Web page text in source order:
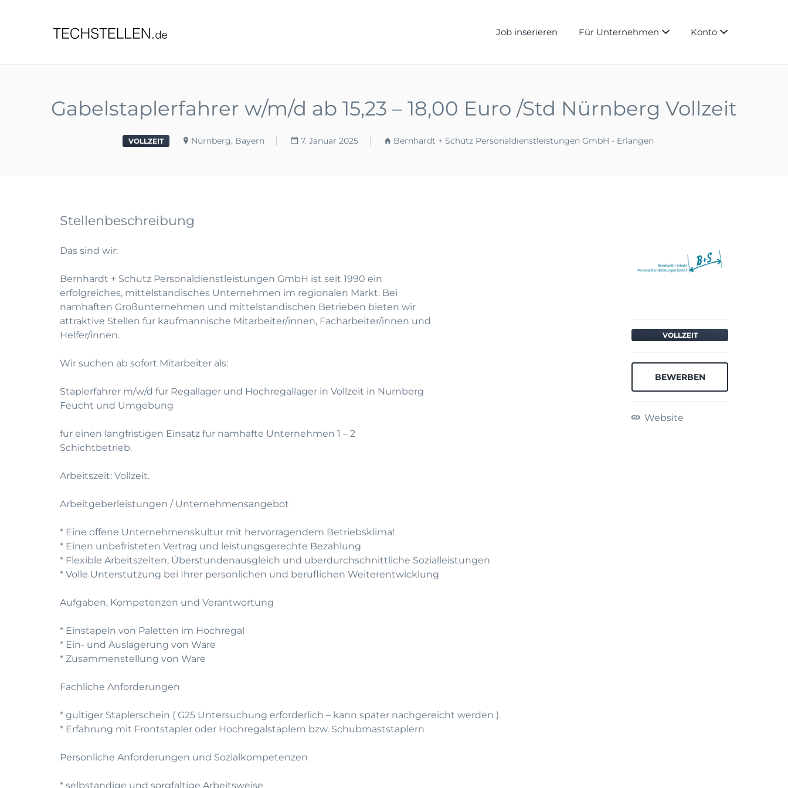
Job inserieren Für Unternehmen Konto
Gabelstaplerfahrer w/m/d ab 15,23 – 18,00 Euro /Std Nürnberg Vollzeit
VOLLZEIT Nürnberg, Bayern 7. Januar 2025 Bernhardt + Schütz Personaldienstleistungen GmbH - Erlangen
Stellenbeschreibung
Das sind wir:
Bernhardt + Schutz Personaldienstleistungen GmbH ist seit 1990 ein
erfolgreiches, mittelstandisches Unternehmen im regionalen Markt. Bei
namhaften Großunternehmen und mittelstandischen Betrieben bieten wir
attraktive Stellen fur kaufmannische Mitarbeiter/innen, Facharbeiter/innen und
Helfer/innen.
Wir suchen ab sofort Mitarbeiter als:
Staplerfahrer m/w/d fur Regallager und Hochregallager in Vollzeit in Nurnberg
Feucht und Umgebung
fur einen langfristigen Einsatz fur namhafte Unternehmen 1 – 2
Schichtbetrieb.
Arbeitszeit: Vollzeit.
Arbeitgeberleistungen / Unternehmensangebot
* Eine offene Unternehmenskultur mit hervorragendem Betriebsklima!
* Einen unbefristeten Vertrag und leistungsgerechte Bezahlung
* Flexible Arbeitszeiten, Überstundenausgleich und uberdurchschnittliche Sozialleistungen
* Volle Unterstutzung bei Ihrer personlichen und beruflichen Weiterentwicklung
Aufgaben, Kompetenzen und Verantwortung
* Einstapeln von Paletten im Hochregal
* Ein- und Auslagerung von Ware
* Zusammenstellung von Ware
Fachliche Anforderungen
* gultiger Staplerschein ( G25 Untersuchung erforderlich – kann spater nachgereicht werden )
* Erfahrung mit Frontstapler oder Hochregalstaplern bzw. Schubmaststaplern
Personliche Anforderungen und Sozialkompetenzen
* selbstandige und sorgfaltige Arbeitsweise
VOLLZEIT
BEWERBEN
Website